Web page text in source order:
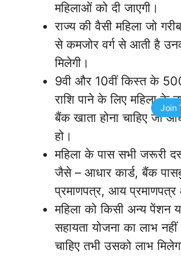
महिलाओं को दी जाएगी।
राज्य की वैसी महिला जो
से कमजोर वर्ग से आती है
मिलेगी।
9वी और 10वीं किस्त के
राशि पाने के लिए महिला के
बैंक खाता होना चाहिए जो
हो।
महिला के पास सभी जरूरी
जैसे – आधार कार्ड, बैंक
प्रमाणपत्र, आय प्रमाणपत्र
महिला को किसी अन्य पेंशन
सहायता योजना का लाभ नहीं
चाहिए तभी उसको लाभ